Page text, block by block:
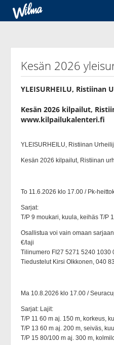
Kesän 2026
YLEISURHEILU, Ristiinan
Kesän 2026 kilpailut,
www.kilpailukalenteri.fi